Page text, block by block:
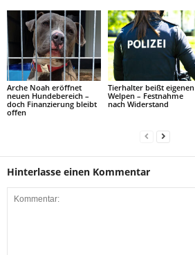
Arche Noah eröffnet
neuen Hundebereich –
doch Finanzierung bleibt
offen
Tierhalter beißt eigenen
Welpen – Festnahme
nach Widerstand
Hinterlasse einen Kommentar